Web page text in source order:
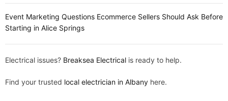
Event Marketing Questions Ecommerce Sellers Should Ask Before
Starting in Alice Springs
Electrical issues? Breaksea Electrical is ready to help.
Find your trusted local electrician in Albany here.